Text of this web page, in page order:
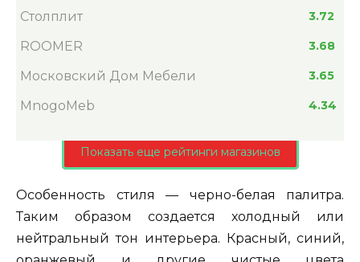
Столплит 3.72
ROOMER 3.68
Московский Дом Мебели 3.65
MnogoMeb 4.34
Показать еще рейтинги магазинов
Особенность стиля — черно-белая палитра.
Таким образом создается холодный или
нейтральный тон интерьера. Красный, синий,